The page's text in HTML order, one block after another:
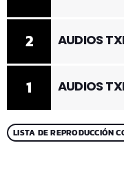
1 AUDIOS
2 AUDIOS
LISTA DE REPRODUCCIÓN